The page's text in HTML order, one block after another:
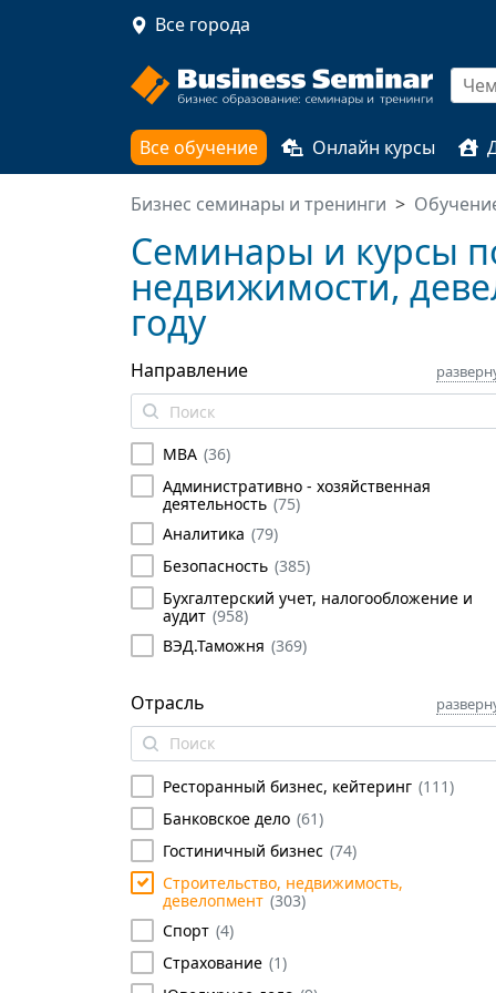
Все города
Все обучение Онлайн курсы
Бизнес семинары и тренинги
Семинары и курсы
недвижимости,
году
Направление
MBA (36)
Административно - хозяйственная
деятельность (75)
Аналитика (79)
Безопасность (385)
Бухгалтерский учет, налогообложение и
аудит (958)
ВЭД.Таможня (369)
управление
Делопроизводство, секретариат (164)
Иностранные языки (130)
Информационные технологии (502)
Искусственный интеллект
Программное обеспечение
Проектирование (2)
Отрасль
Ресторанный бизнес, кейтеринг (111)
Банковское дело (61)
Гостиничный бизнес (74)
Строительство, недвижимость,
девелопмент (303)
Спорт (4)
Страхование (1)